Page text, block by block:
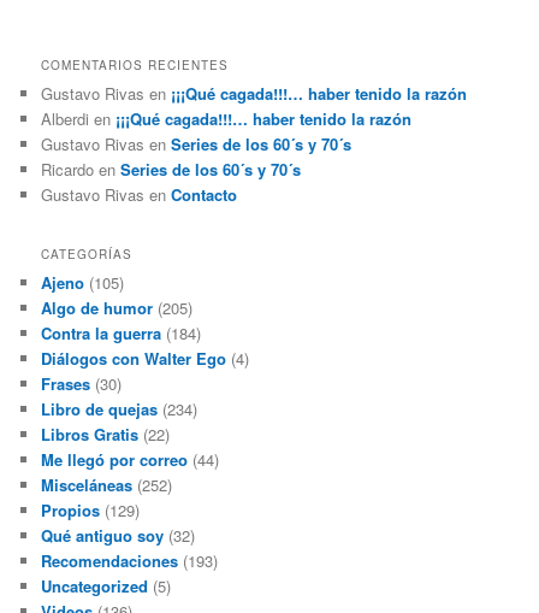
COMENTARIOS RECIENTES
Gustavo Rivas en ¡¡¡Qué cagada!!!… haber tenido la razón
Alberdi en ¡¡¡Qué cagada!!!… haber tenido la razón
Gustavo Rivas enSeries de los 60´s y 70´s
Ricardo enSeries de los 60´s y 70´s
Gustavo Rivas enContacto
CATEGORÍAS
Ajeno (105)
Algo de humor (205)
Contra la guerra (184)
Diálogos con Walter Ego (4)
Frases (30)
Libro de quejas (234)
Libros Gratis (22)
Me llegó por correo (44)
Misceláneas (252)
Propios (129)
Qué antiguo soy (32)
Recomendaciones (193)
Uncategorized (5)